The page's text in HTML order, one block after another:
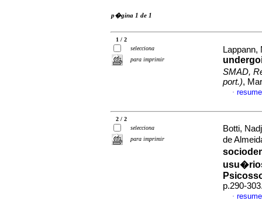
p�gina 1 de 1
1 / 2
selecciona
para imprimir
SMAD,
port.),
·
2 / 2
selecciona
para imprimir
Botti,
de
p.290-
·